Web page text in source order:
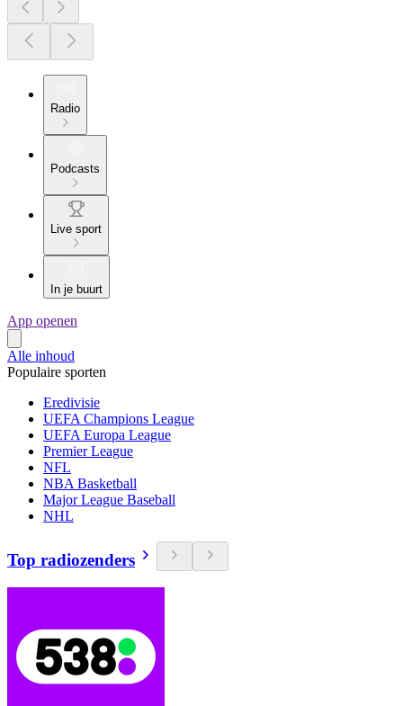
Radio
Podcasts
Live sport
In je buurt
App openen
Alle inhoud
Populaire sporten
Eredivisie
UEFA Champions League
UEFA Europa League
Premier League
NFL
NBA Basketball
Major League Baseball
NHL
Top radiozenders